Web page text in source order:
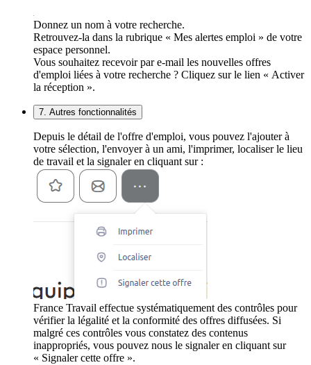
Donnez un nom à votre recherche.
Retrouvez-la dans la rubrique « Mes alertes emploi » de votre
espace personnel.
Vous souhaitez recevoir par e-mail les nouvelles offres
d'emploi liées à votre recherche ? Cliquez sur le lien « Activer
la réception ».
7. Autres fonctionnalités
Depuis le détail de l'offre d'emploi, vous pouvez l'ajouter à
votre sélection, l'envoyer à un ami, l'imprimer, localiser le lieu
de travail et la signaler en cliquant sur :
France Travail effectue systématiquement des contrôles pour
vérifier la légalité et la conformité des offres diffusées. Si
malgré ces contrôles vous constatez des contenus
inappropriés, vous pouvez nous le signaler en cliquant sur
« Signaler cette offre ».